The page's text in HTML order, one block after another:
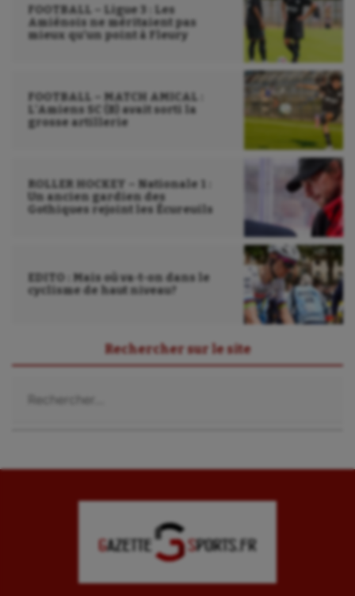
Voile
Wakeboard
FOOTBALL – Ligue 3 : Les
Amiénois ne méritaient pas
mieux qu’un point à Fleury
FOOTBALL – MATCH AMICAL :
L’Amiens SC (B) avait sorti la
grosse artillerie
ROLLER HOCKEY – Nationale 1 :
Un ancien gardien des
Gothiques rejoint les Écureuils
EDITO : Mais où va-t-on dans le
cyclisme de haut niveau?
Rechercher sur le site